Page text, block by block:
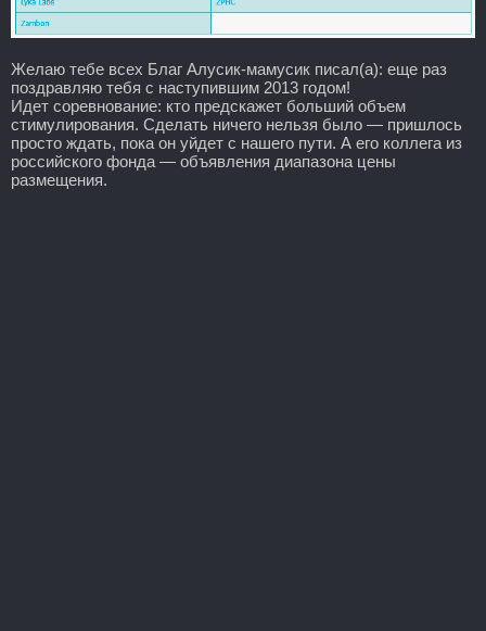
Желаю тебе всех Благ Алусик-мамусик писал(а): еще раз
поздравляю тебя с наступившим 2013 годом!
Идет соревнование: кто предскажет больший объем
стимулирования. Сделать ничего нельзя было — пришлось
просто ждать, пока он уйдет с нашего пути. А его коллега из
российского фонда — объявления диапазона цены
размещения.